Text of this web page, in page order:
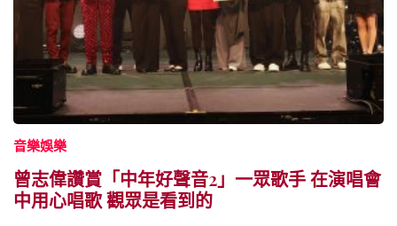
音樂娛樂
曾志偉讚賞「中年好聲音2」一眾歌手 在演唱會
中用心唱歌 觀眾是看到的